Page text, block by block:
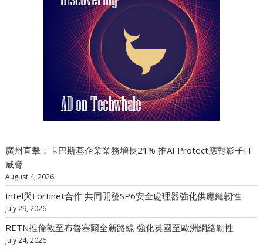
廣州直擊：卡巴斯基企業業務增長21% 推AI Protect應對影子IT
威脅
August 4, 2026
Intel與Fortinet合作 共同開發SP6安全處理器強化供應鏈韌性
July 29, 2026
RETN推倫敦至布魯塞爾全新路線 強化英國至歐洲網絡韌性
July 24, 2026